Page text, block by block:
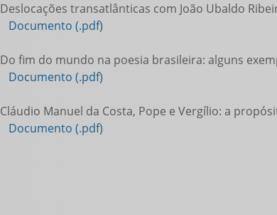
Deslocações transatlânticas com João Ubaldo
Documento (.pdf)
Do fim do mundo na poesia brasileira: alguns
Documento (.pdf)
Cláudio Manuel da Costa, Pope e Vergílio: a
Documento (.pdf)